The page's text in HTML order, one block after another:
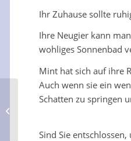
Ihr Zuhause sollte
Ihre Neugier kann
wohliges Sonnenbad
Mint hat sich auf ihre
Auch wenn sie ein
Schatten zu springen
Sind Sie